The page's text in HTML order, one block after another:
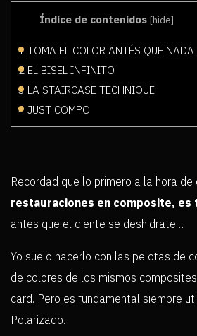
Índice de contenidos [hide]
1 TOMA EL COLOR ANTÉS QUE NADA
2 EL BISEL INFINITO
3 LA STAIRCASE TECHNIQUE
4 JUST COMPO
Recordad que lo primero a la hora de
restauraciones en composite, es
antes que el diente se deshidrate…
Yo suelo hacerlo con las pelotas de
de colores de los mismos
card. Pero es fundamental siempre
Polarizado.